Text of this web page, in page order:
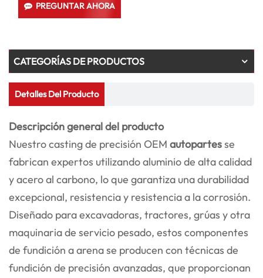
PREGUNTAR AHORA
CATEGORÍAS DE PRODUCTOS
Detalles Del Producto
Descripción general del producto
Nuestro casting de precisión OEM autopartesse
fabrican expertos utilizando aluminio de alta calidad
y acero al carbono, lo que garantiza una durabilidad
excepcional, resistencia y resistencia a la corrosión.
Diseñado para excavadoras, tractores, grúas y otra
maquinaria de servicio pesado, estos componentes
de fundición a arena se producen con técnicas de
fundición de precisión avanzadas, que proporcionan